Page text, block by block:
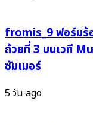
SO
ME
fromis_9 ฟอร์มร้
ถ้วยที่ 3 บนเวที
ซัมเมอร์
5 วัน ago